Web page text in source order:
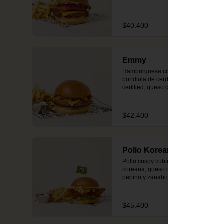
brioche dorado en mantequilla.
Incluye acompañamiento de papas
$40.400
Emmy
Hamburguesa con 200g de
bondiola de cerdo US MEAT
certified, queso cheddar derretido,
brioche dorado en mantequilla.
Incluye acompañamiento de papas
$42.400
Pollo Koreano
Pollo crispy cubierto en salsa
coreana, queso crema, lechuga,
pepino y zanahoria en salsa ranch
acompañamiento de papas o
ensalada.
$45.400